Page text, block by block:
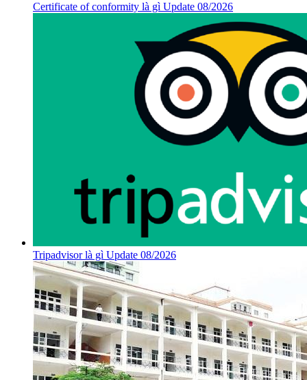
Certificate of conformity là gì Update 08/2026
Tripadvisor là gì Update 08/2026